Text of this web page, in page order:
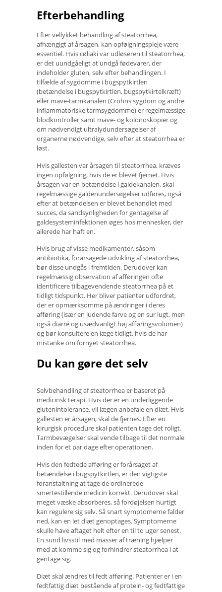
Efterbehandling
Efter vellykket behandling af steatorrhea,
afhængigt af årsagen, kan opfølgningspleje være
essentiel. Hvis cøliaki var udløseren til steatorrhea,
er det uundgåeligt at undgå fødevarer, der
indeholder gluten, selv efter behandlingen. I
tilfælde af sygdomme i bugspytkirtlen
(betændelse i bugspytkirtlen, bugspytkirtelkræft)
eller mave-tarmkanalen (Crohns sygdom og andre
inflammatoriske tarmsygdomme) er regelmæssige
blodkontroller samt mave- og kolonoskopier og
om nødvendigt ultralydundersøgelser af
organerne nødvendige, selv efter at steatorrhea er
løst.
Hvis gallesten var årsagen til steatorrhea, kræves
ingen opfølgning, hvis de er blevet fjernet. Hvis
årsagen var en betændelse i galdekanalen, skal
regelmæssige galdenundersøgelser udføres, også
efter at betændelsen er blevet behandlet med
succes, da sandsynligheden for gentagelse af
galdesysteminfektionen øges hos mennesker, der
allerede har haft en.
Hvis brug af visse medikamenter, såsom
antibiotika, forårsagede udvikling af steatorrhea,
bør disse undgås i fremtiden. Derudover kan
regelmæssig observation af afføringen ofte
identificere tilbagevendende steatorrhea på et
tidligt tidspunkt. Her bliver patienter udfordret,
der er opmærksomme på ændringer i deres
afføring (især en ludende farve og en sur lugt, men
også diarré og usædvanligt høj afføringsvolumen)
og bør konsultere en læge tidligt, hvis de har
mistanke om fornyet steatorrhea.
Du kan gøre det selv
Selvbehandling af steatorrhea er baseret på
medicinsk terapi. Hvis der er en underliggende
glutenintolerance, vil lægen anbefale en diæt. Hvis
gallesten er årsagen, skal de fjernes. Efter en
kirurgisk procedure skal patienten tage det roligt.
Tarmbevægelser skal vende tilbage til det normale
inden for et par dage efter operationen.
Hvis den fedtede afføring er forårsaget af
betændelse i bugspytkirtlen, er den vigtigste
foranstaltning at tage de ordinerede
smertestillende medicin korrekt. Derudover skal
meget væske absorberes, så fordøjelsen hurtigt
kan regulere sig selv. Så snart symptomerne falder
ned, kan en let diæt genoptages. Symptomerne
skulle have aftaget helt efter en til to uger senest.
En sund livsstil med masser af træning hjælper
med at komme sig og forhindrer steatorrhea i at
gentage sig.
Diæt skal ændres til fedt afføring. Patienter er i en
fedtfattig diæt bestående af protein- og fedtfattige